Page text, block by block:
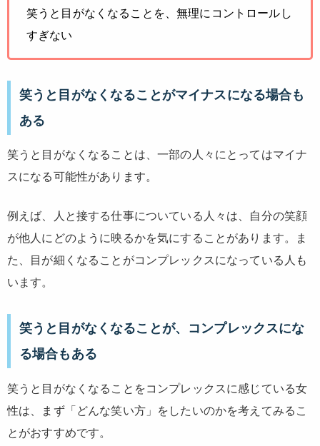
笑うと目がなくなることを、無理にコントロールし
すぎない
笑うと目がなくなることがマイナスになる場合も
ある
笑うと目がなくなることは、一部の人々にとってはマイナ
スになる可能性があります。
例えば、人と接する仕事についている人々は、自分の笑顔
が他人にどのように映るかを気にすることがあります。ま
た、目が細くなることがコンプレックスになっている人も
います。
笑うと目がなくなることが、コンプレックスにな
る場合もある
笑うと目がなくなることをコンプレックスに感じている女
性は、まず「どんな笑い方」をしたいのかを考えてみるこ
とがおすすめです。